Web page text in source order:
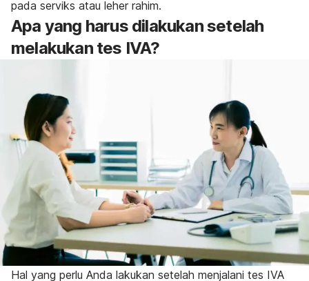
pada serviks atau leher rahim.
Apa yang harus dilakukan setelah
melakukan tes IVA?
Hal yang perlu Anda lakukan setelah menjalani tes IVA